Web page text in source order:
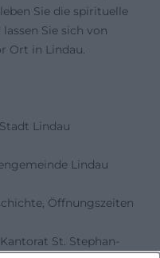
Sie die spirituelle
Sie sich von
Ort in Lindau.
Lindau
Lindau
Öffnungszeiten
St. Stephan-